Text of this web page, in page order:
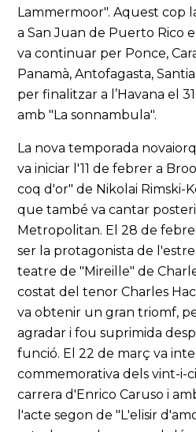
Lammermoor". Aquest cop
a San Juan de Puerto Rico
va continuar per Ponce,
Panamà, Antofagasta,
per finalitzar a l’Havana el
amb "La sonnambula".
La nova temporada
va iniciar l'11 de febrer a
coq d'or" de Nikolai Rimski-
que també va cantar
Metropolitan. El 28 de
ser la protagonista de
teatre de "Mireille" de
costat del tenor Charles
va obtenir un gran triomf,
agradar i fou suprimida
funció. El 22 de març va
commemorativa dels vint-i-
carrera d'Enrico Caruso i
l'acte segon de "L'elisir